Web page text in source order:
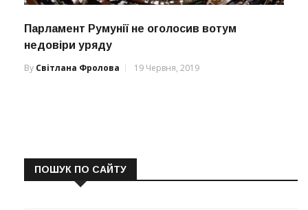
Парламент Румунії не оголосив вотум
недовіри уряду
By Світлана Фролова 19 Червня, 2019
ПОШУК ПО САЙТУ